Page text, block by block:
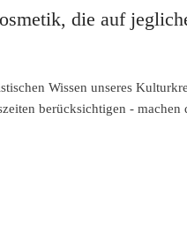
die auf
Wissen unseres
berücksichtigen - machen